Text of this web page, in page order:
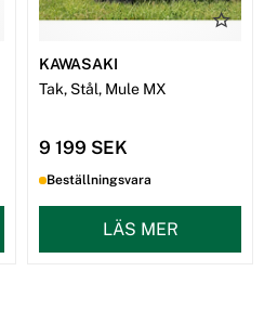
KAWASAKI
Tak, Stål, Mule MX
9 199 SEK
Beställningsvara
LÄS MER